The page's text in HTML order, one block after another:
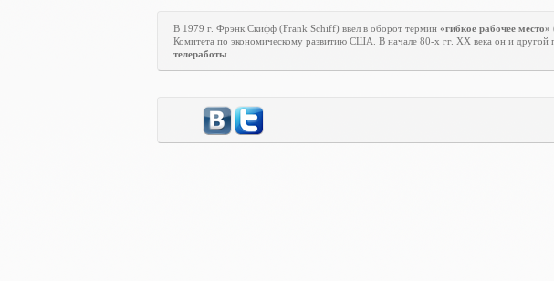
В 1979 г. Фрэнк Скифф (Frank Schiff) ввёл в оборот термин «гибкое рабочее место»
Комитета по экономическому развитию США. В начале 80-х гг. XX века он и другой
телеработы